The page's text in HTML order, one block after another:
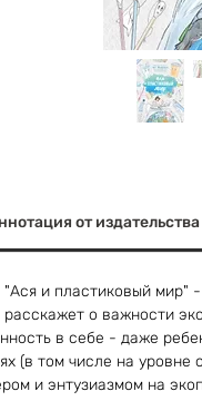
от издательства
"Ася и пластиковый мир"
расскажет о важности
в себе - даже
(в том числе на уровне
и энтузиазмом на